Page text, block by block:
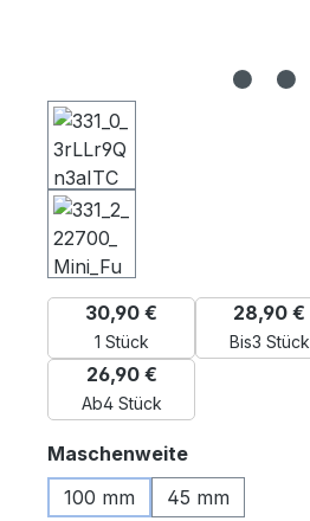
1 Stück
30,90 €
Bis3 Stück
28,90 €
Ab4 Stück
26,90 €
Maschenweiteauswählen
100 mm
45 mm